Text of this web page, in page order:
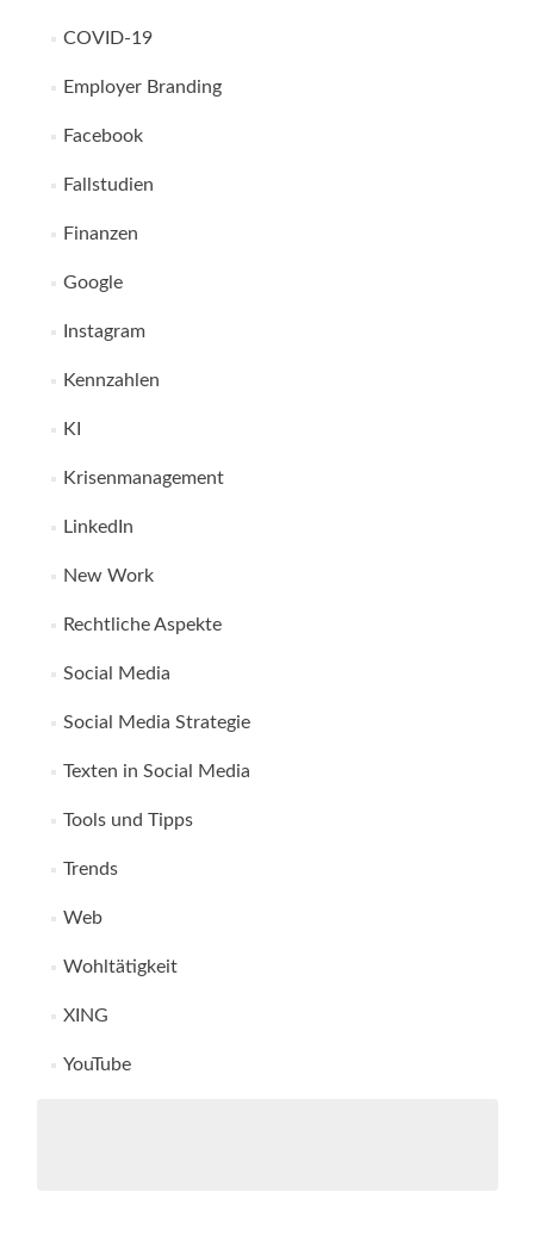
COVID-19
Employer Branding
Facebook
Fallstudien
Finanzen
Google
Instagram
Kennzahlen
KI
Krisenmanagement
LinkedIn
New Work
Rechtliche Aspekte
Social Media
Social Media Strategie
Texten in Social Media
Tools und Tipps
Trends
Web
Wohltätigkeit
XING
YouTube